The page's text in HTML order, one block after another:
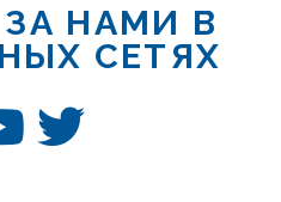
НАМИ В
СЕТЯХ